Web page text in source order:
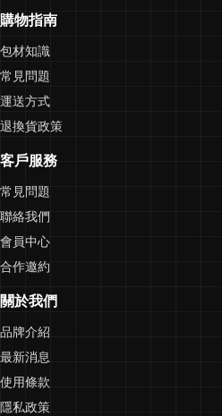
購物指南
包材知識
常見問題
運送方式
退換貨政策
客戶服務
常見問題
聯絡我們
會員中心
合作邀約
關於我們
品牌介紹
最新消息
使用條款
隱私政策